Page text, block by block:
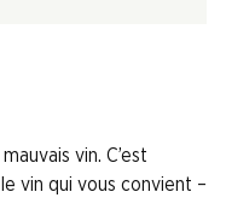
vin. C’est
vin qui vous convient –